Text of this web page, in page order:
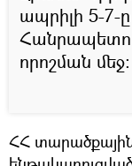
ապրիլի 5-7-ը
որոշման մեջ:
ՀՀ